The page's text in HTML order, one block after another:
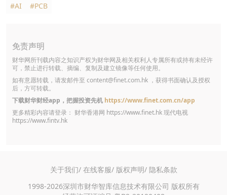
#AI #PCB
免责声明
财华网所刊载内容之知识产权为财华网及相关权利人专属所有或持有未经许
可，禁止进行转载、摘编、复制及建立镜像等任何使用。
如有意愿转载，请发邮件至 content@finet.com.hk ，获得书面确认及授权
后，方可转载。
下载财华财经app，把握投资先机 https://www.finet.com.cn/app
更多精彩内容请登录： 财华香港网 https://www.finet.hk现代电视
https://www.fintv.hk
关于我们/ 在线客服/ 版权声明/ 隐私条款
1998-2026深圳市财华智库信息技术有限公司 版权所有